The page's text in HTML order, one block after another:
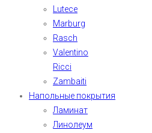
Lutece
Marburg
Rasch
Valentino
Ricci
Zambaiti
Напольные покрытия
Ламинат
Линолеум